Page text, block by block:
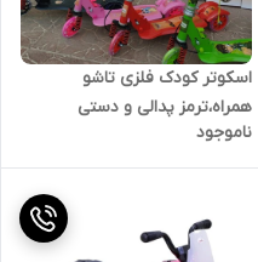
اسکوتر کودک فلزی تاشو
همراه،ترمز پدالی و دستی
ناموجود